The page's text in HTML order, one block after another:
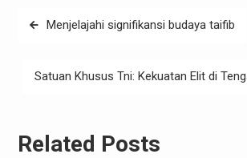
PostMenjelajahi signifikansi budaya taifib
Satuan Khusus Tni: Kekuatan Elit di
Related Posts